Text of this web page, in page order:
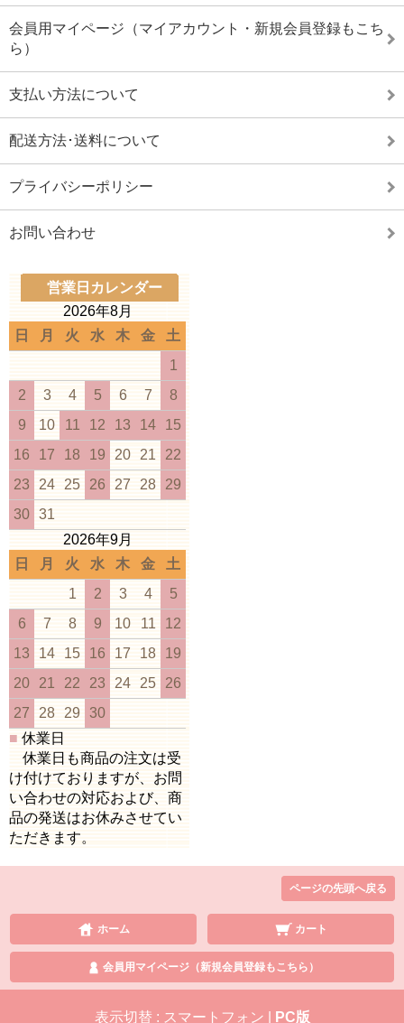
会員用マイページ（マイアカウント・新規会員登録もこち
ら）
支払い方法について
配送方法･送料について
プライバシーポリシー
お問い合わせ
営業日カレンダー
2026年8月
日
月 火 水 木 金
土
1
2
3 4 5 6 7
8
9
10 11 12 13 14
15
16
17 18 19 20 21
22
23
24 25 26 27 28
29
30 31
2026年9月
日
月 火 水 木 金
土
1
2 3 4
5
6
7 8 9 10 11
12
13
14 15 16 17 18
19
20
21 22 23 24 25
26
27
28 29 30
■ 休業日
休業日も商品の注文は受
け付けておりますが、お問
い合わせの対応および、商
品の発送はお休みさせてい
ただきます。
ページの先頭へ戻る
ホーム カート
会員用マイページ（新規会員登録もこちら）
表示切替 : スマートフォン PC版